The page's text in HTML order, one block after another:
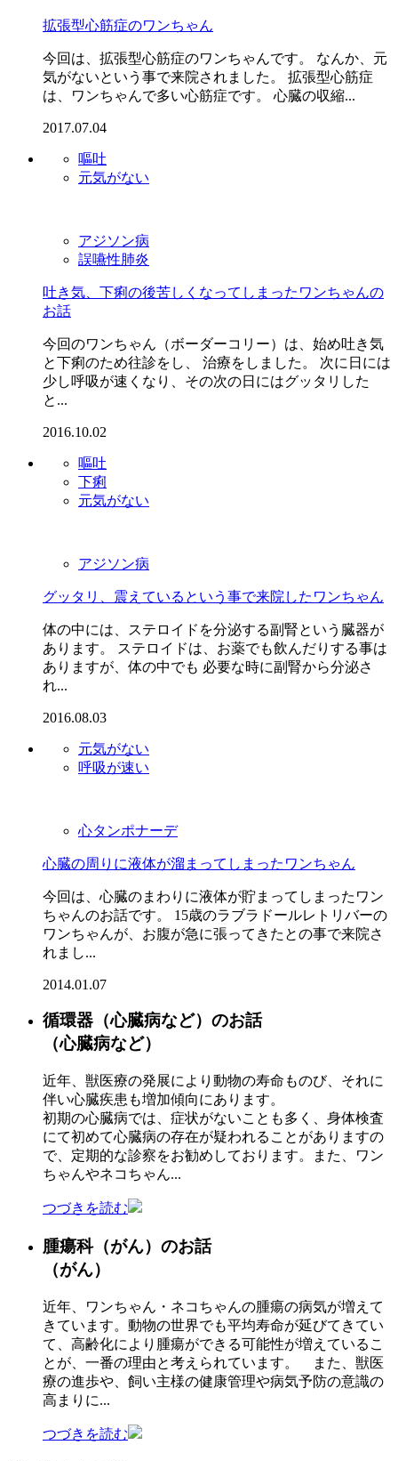
拡張型心筋症のワンちゃん
今回は、拡張型心筋症のワンちゃんです。 なんか、元
気がないという事で来院されました。 拡張型心筋症
は、ワンちゃんで多い心筋症です。 心臓の収縮...
2017.07.04
嘔吐
元気がない
アジソン病
誤嚥性肺炎
吐き気、下痢の後苦しくなってしまったワンちゃんの
お話
今回のワンちゃん（ボーダーコリー）は、始め吐き気
と下痢のため往診をし、 治療をしました。 次に日には
少し呼吸が速くなり、その次の日にはグッタリした
と...
2016.10.02
嘔吐
下痢
元気がない
アジソン病
グッタリ、震えているという事で来院したワンちゃん
体の中には、ステロイドを分泌する副腎という臓器が
あります。 ステロイドは、お薬でも飲んだりする事は
ありますが、体の中でも 必要な時に副腎から分泌さ
れ...
2016.08.03
元気がない
呼吸が速い
心タンポナーデ
心臓の周りに液体が溜まってしまったワンちゃん
今回は、心臓のまわりに液体が貯まってしまったワン
ちゃんのお話です。 15歳のラブラドールレトリバーの
ワンちゃんが、お腹が急に張ってきたとの事で来院さ
れまし...
2014.01.07
循環器 （心臓病など） のお話
（心臓病など）
近年、獣医療の発展により動物の寿命ものび、それに
伴い心臓疾患も増加傾向にあります。
初期の心臓病では、症状がないことも多く、身体検査
にて初めて心臓病の存在が疑われることがありますの
で、定期的な診察をお勧めしております。また、ワン
ちゃんやネコちゃん...
つづきを読む
腫瘍科（がん） のお話
（がん）
近年、ワンちゃん・ネコちゃんの腫瘍の病気が増えて
きています。動物の世界でも平均寿命が延びてきてい
て、高齢化により腫瘍ができる可能性が増えているこ
とが、一番の理由と考えられています。 また、獣医
療の進歩や、飼い主様の健康管理や病気予防の意識の
高まりに...
つづきを読む